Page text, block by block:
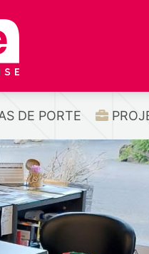
DE PORTE